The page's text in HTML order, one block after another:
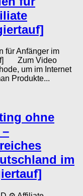
für Anfänger im
Zum Video
um im Internet
Produkte...
ohne
im